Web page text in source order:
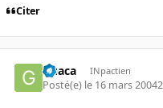
Citer
Guaca INpactien
Posté(e) le 16 mars 2004